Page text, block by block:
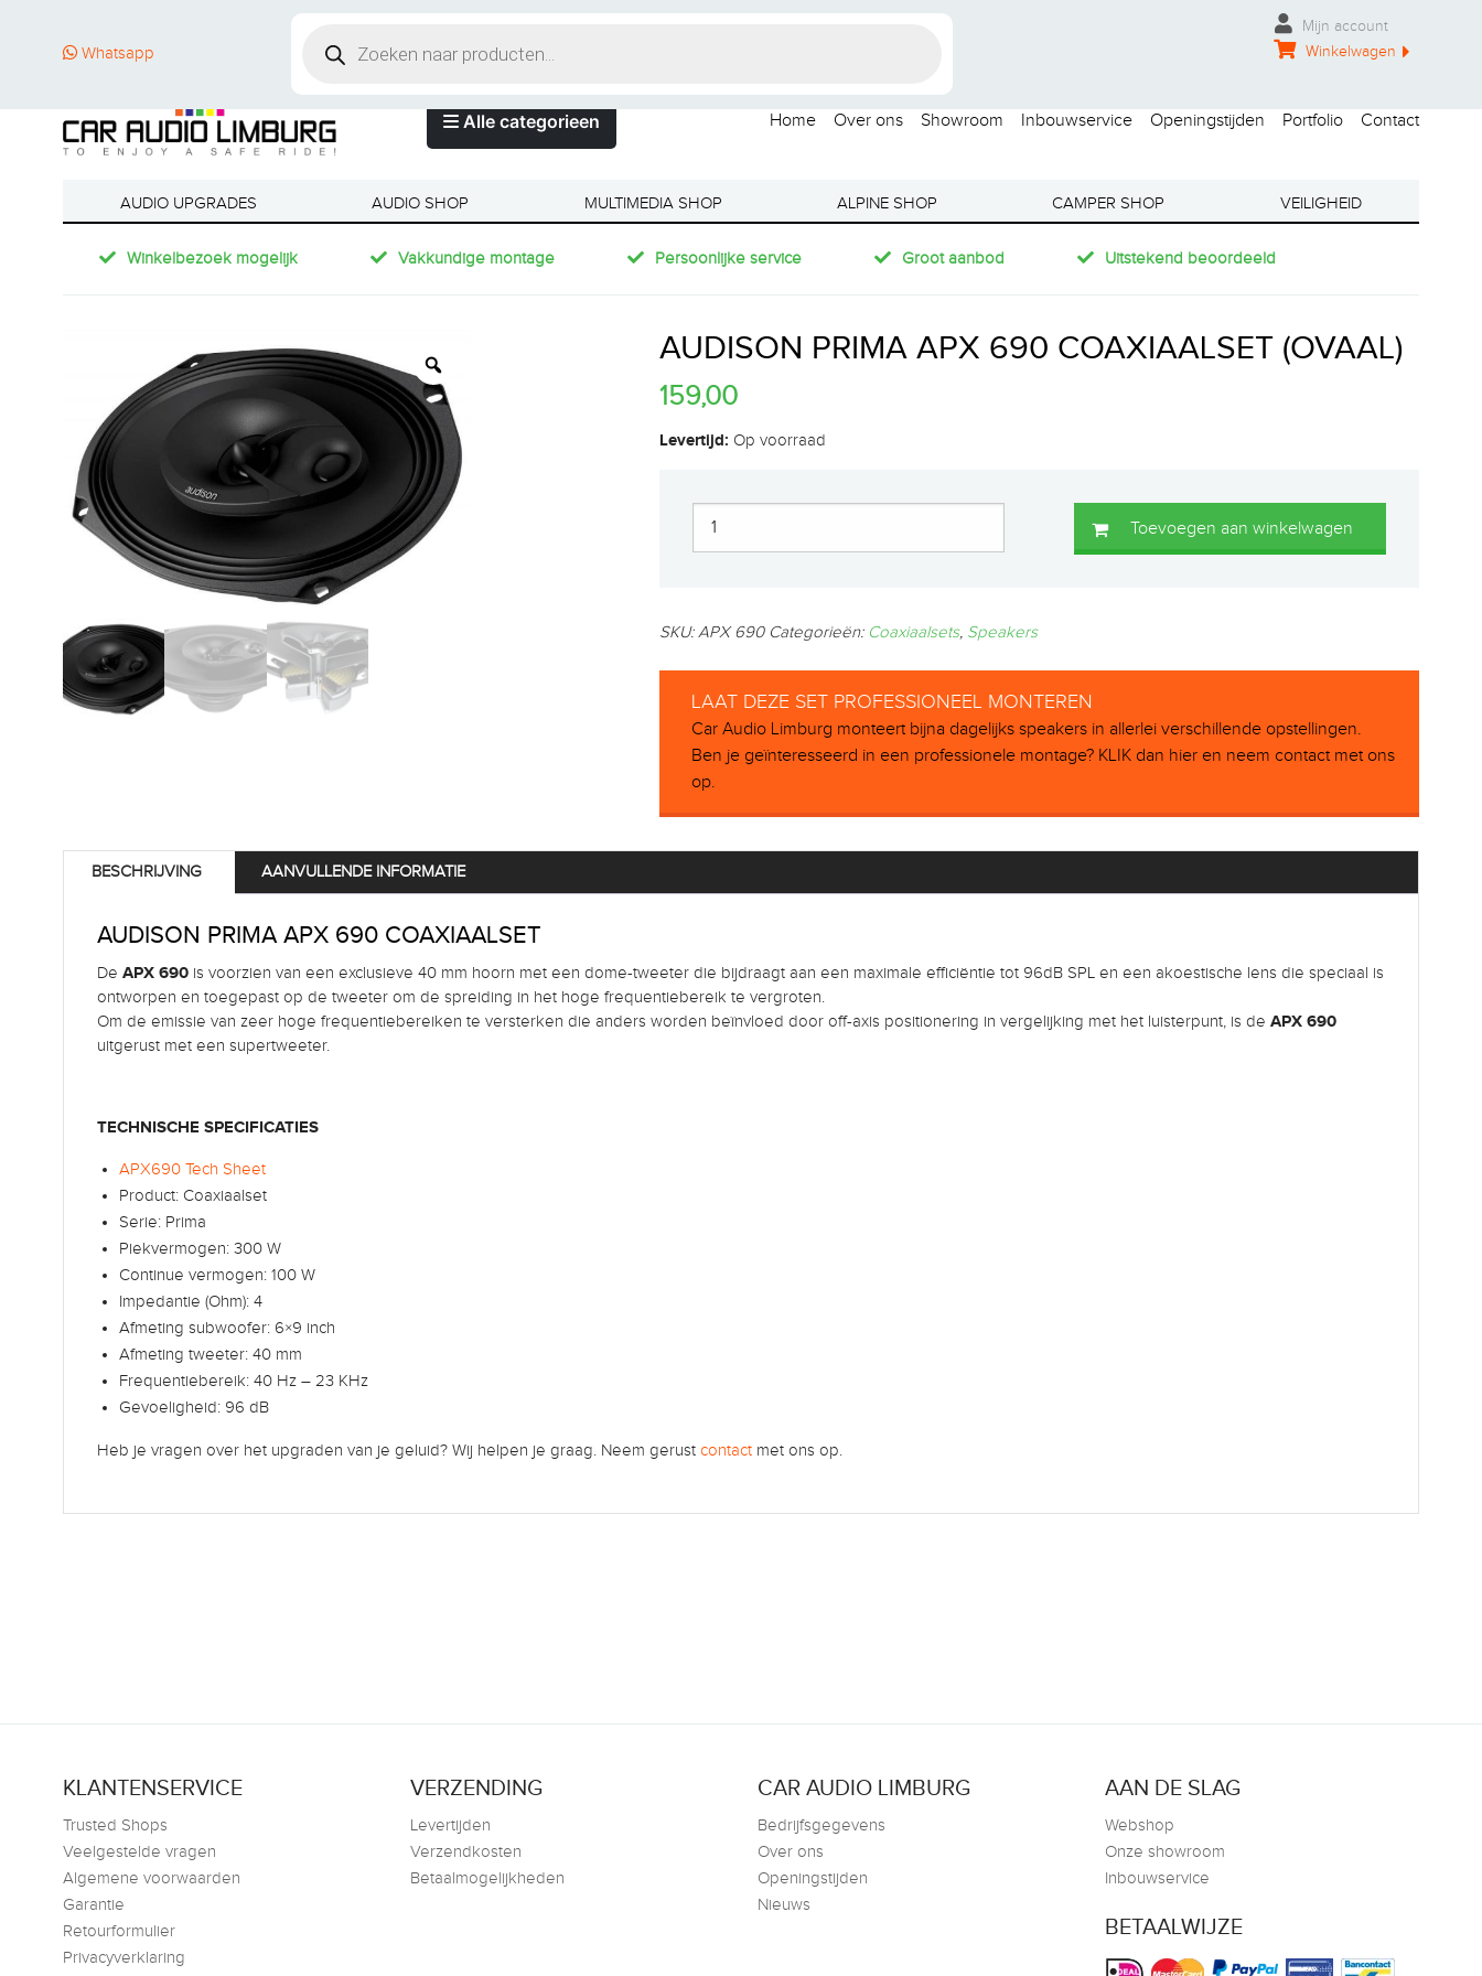
Whatsapp
Mijn account
Winkelwagen
Alle categorieen Home Over ons Showroom Inbouwservice Openingstijden Portfolio Contact
AUDIO UPGRADES AUDIO SHOP MULTIMEDIA SHOP ALPINE SHOP CAMPER SHOP VEILIGHEID
Winkelbezoek mogelijk Vakkundige montage Persoonlijke service Groot aanbod Uitstekend beoordeeld
AUDISON PRIMA APX 690 COAXIAALSET (OVAAL)
159,00
Levertijd: Op voorraad
Toevoegen aan winkelwagen
SKU:APX 690 Categorieën: Coaxiaalsets, Speakers
LAAT DEZE SET PROFESSIONEEL MONTEREN
Car Audio Limburg monteert bijna dagelijks speakers in allerlei verschillende opstellingen.
Ben je geïnteresseerd in een professionele montage? KLIK dan hier en neem contact met ons
op.
BESCHRIJVING AANVULLENDE INFORMATIE
AUDISON PRIMA APX 690 COAXIAALSET
De APX 690 is voorzien van een exclusieve 40 mm hoorn met een dome-tweeter die bijdraagt ​​aan een maximale efficiëntie tot 96dB SPL en een akoestische lens die speciaal is
ontworpen en toegepast op de tweeter om de spreiding in het hoge frequentiebereik te vergroten.
Om de emissie van zeer hoge frequentiebereiken te versterken die anders worden beïnvloed door off-axis positionering in vergelijking met het luisterpunt, is de APX 690
uitgerust met een supertweeter.
TECHNISCHE SPECIFICATIES
APX690 Tech Sheet
Product: Coaxiaalset
Serie: Prima
Piekvermogen: 300 W
Continue vermogen: 100 W
Impedantie (Ohm): 4
Afmeting subwoofer: 6×9 inch
Afmeting tweeter: 40 mm
Frequentiebereik: 40 Hz – 23 KHz
Gevoeligheid: 96 dB
Heb je vragen over het upgraden van je geluid? Wij helpen je graag. Neem gerust contact met ons op.
KLANTENSERVICE
Trusted Shops
Veelgestelde vragen
Algemene voorwaarden
Garantie
Retourformulier
Privacyverklaring
VERZENDING
Levertijden
Verzendkosten
Betaalmogelijkheden
CAR AUDIO LIMBURG
Bedrijfsgegevens
Over ons
Openingstijden
Nieuws
AAN DE SLAG
Webshop
Onze showroom
Inbouwservice
BETAALWIJZE